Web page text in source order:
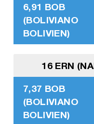
6,91 BOB
(BOLIVIANO
BOLIVIEN)
16 ERN
7,37 BOB
(BOLIVIANO
BOLIVIEN)